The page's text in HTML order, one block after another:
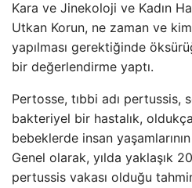
Kara ve Jinekoloji ve Kadın
Utkan Korun, ne zaman ve
yapılması gerektiğinde
bir değerlendirme yaptı.
Pertosse, tıbbi adı pertussis,
bakteriyel bir hastalık,
bebeklerde insan
Genel olarak, yılda yaklaşık
pertussis vakası olduğu